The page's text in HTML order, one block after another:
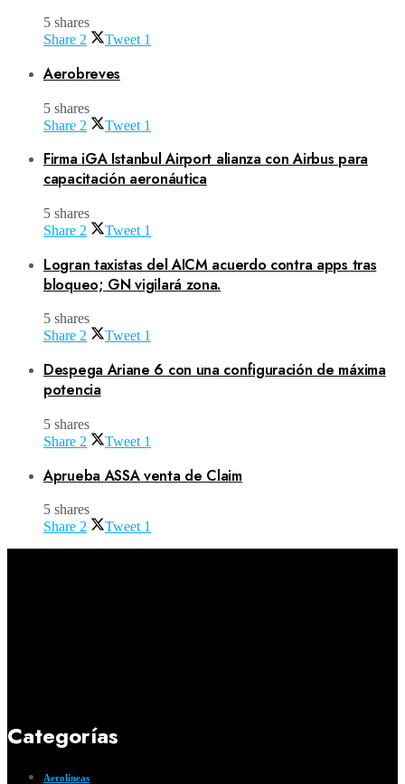
5 shares
Share 2 Tweet 1
Aerobreves
5 shares
Share 2 Tweet 1
Firma iGA Istanbul Airport alianza con Airbus para
capacitación aeronáutica
5 shares
Share 2 Tweet 1
Logran taxistas del AICM acuerdo contra apps tras
bloqueo; GN vigilará zona.
5 shares
Share 2 Tweet 1
Despega Ariane 6 con una configuración de máxima
potencia
5 shares
Share 2 Tweet 1
Aprueba ASSA venta de Claim
5 shares
Share 2 Tweet 1
Categorías
Aerolíneas